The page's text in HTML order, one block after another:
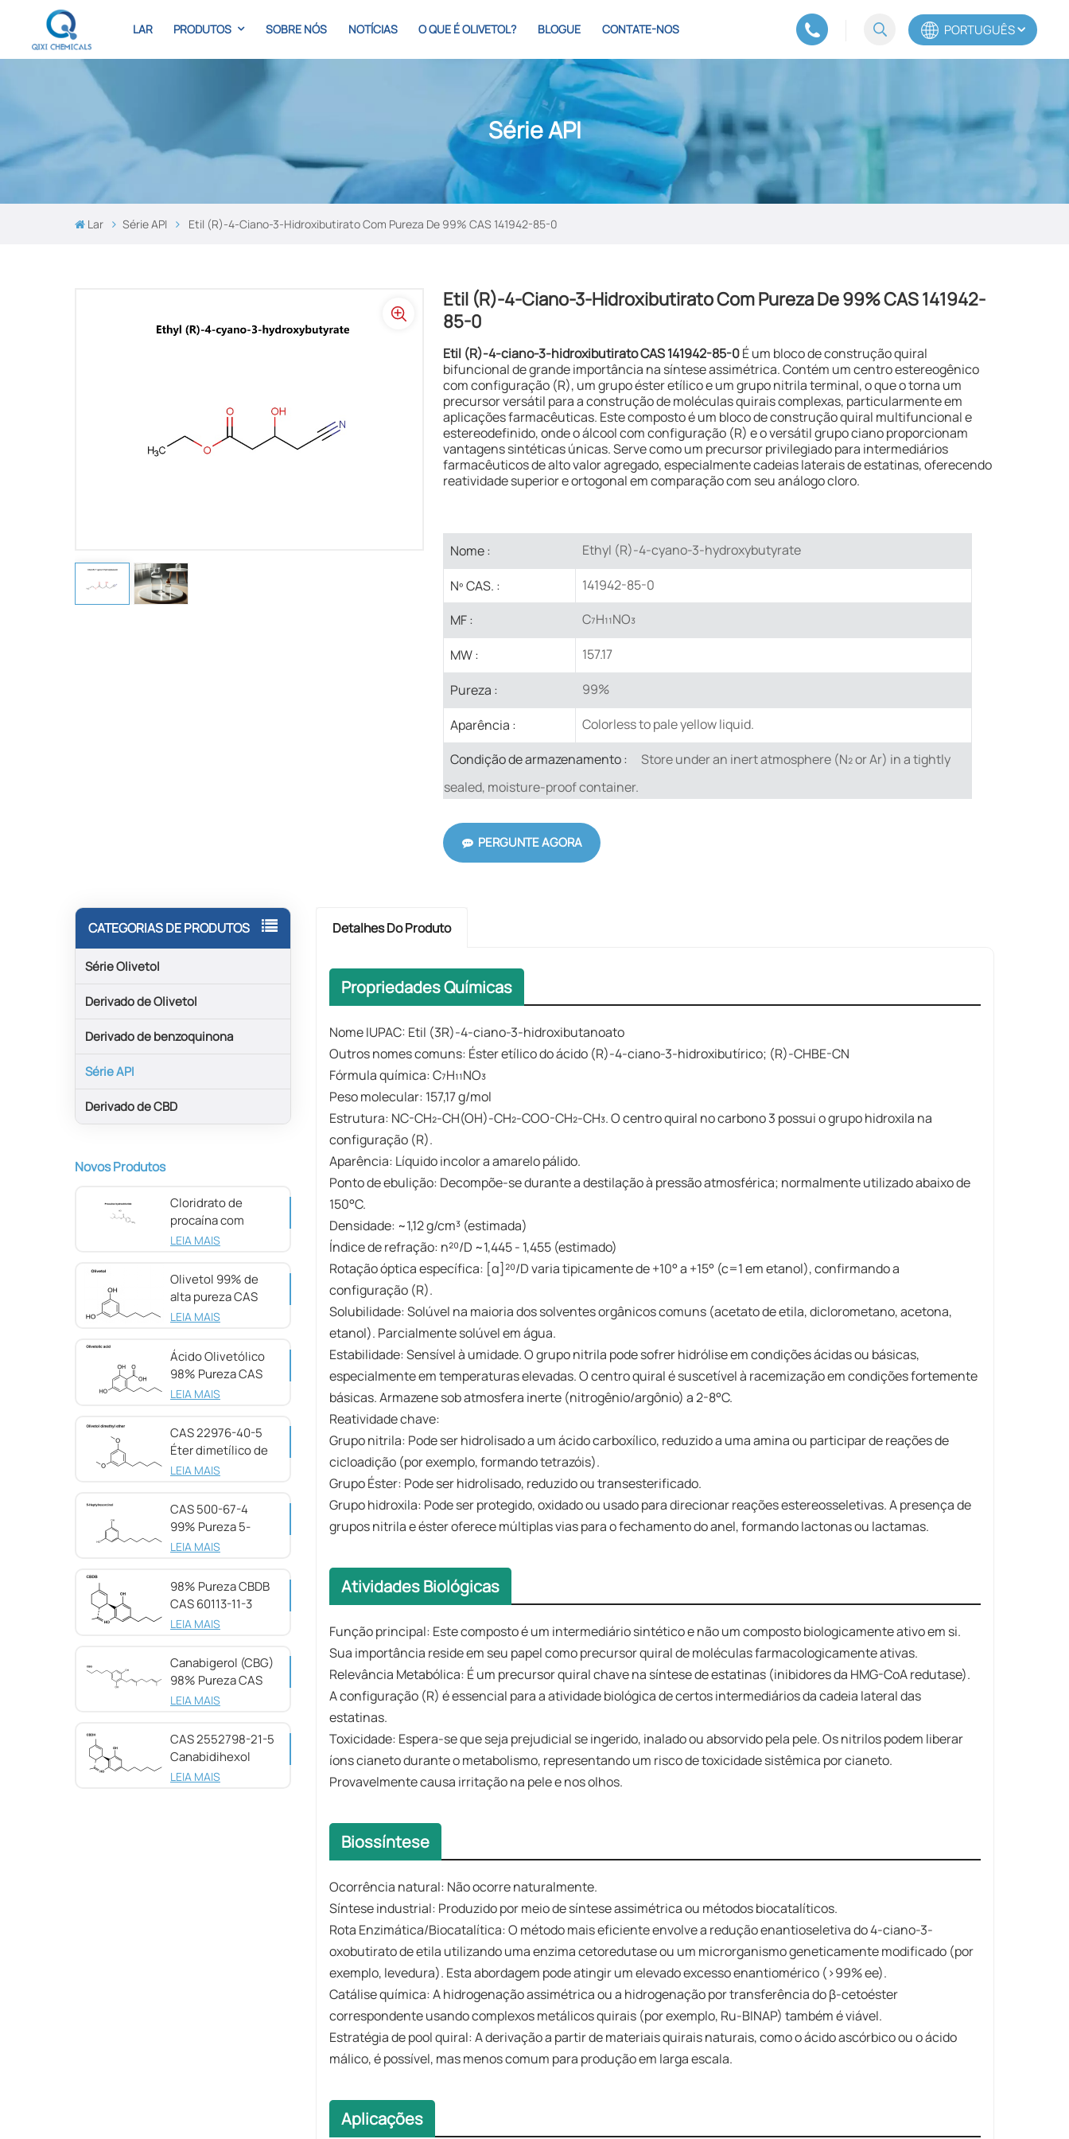
LAR PRODUTOS SOBRE NÓS NOTÍCIAS O QUE É OLIVETOL? BLOGUE CONTATE-NOS PORTUGUÊS
Español
Série API
Lar Série API Etil (R)-4-Ciano-3-Hidroxibutirato Com Pureza De 99% CAS 141942-85-0
Etil (R)-4-Ciano-3-Hidroxibutirato Com Pureza De 99% CAS 141942-
85-0
Etil (R)-4-ciano-3-hidroxibutirato​ CAS 141942-85-0É um bloco de construção quiral
bifuncional de grande importância na síntese assimétrica. Contém um centro estereogênico
com configuração (R), um grupo éster etílico e um grupo nitrila terminal, o que o torna um
precursor versátil para a construção de moléculas quirais complexas, particularmente em
aplicações farmacêuticas. Este composto é um bloco de construção quiral multifuncional e
estereodefinido, onde o álcool com configuração (R) e o versátil grupo ciano proporcionam
vantagens sintéticas únicas. Serve como um precursor privilegiado para intermediários
farmacêuticos de alto valor agregado, especialmente cadeias laterais de estatinas, oferecendo
reatividade superior e ortogonal em comparação com seu análogo cloro.
Nome : Ethyl (R)-4-cyano-3-hydroxybutyrate​
Nº CAS. : 141942-85-0
MF : C₇H₁₁NO₃
MW : 157.17
Pureza : 99%
Aparência : Colorless to pale yellow liquid.
Condição de armazenamento :
Store under an ​inert atmosphere (N₂ or Ar)​​ in a tightly
sealed, moisture-proof container.
PERGUNTE AGORA
CATEGORIAS DE PRODUTOS
Série Olivetol
Derivado de Olivetol
Derivado de benzoquinona
Série API
Derivado de CBD
Novos Produtos
Cloridrato de
procaína com
pureza de 98%
LEIA MAIS
Olivetol 99% de
alta pureza CAS
500-66-3
LEIA MAIS
Ácido Olivetólico
98% Pureza CAS
491-72-5
LEIA MAIS
CAS 22976-40-5
Éter dimetílico de
olivetol, 98%
LEIA MAIS
CAS 500-67-4
99% Pureza 5-
Heptilresorcinol
LEIA MAIS
98% Pureza CBDB
CAS 60113-11-3
LEIA MAIS
Canabigerol (CBG)
98% Pureza CAS
25654-31-3
LEIA MAIS
CAS 2552798-21-5
Canabidihexol
(CBDH), 98%
LEIA MAIS
Detalhes Do Produto
Propriedades Químicas
Nome IUPAC: Etil (3R)-4-ciano-3-hidroxibutanoato
Outros nomes comuns: Éster etílico do ácido (R)-4-ciano-3-hidroxibutírico; (R)-CHBE-CN
Fórmula química: C₇H₁₁NO₃
Peso molecular: 157,17 g/mol
Estrutura: NC-CH₂-CH(OH)-CH₂-COO-CH₂-CH₃. O centro quiral no carbono 3 possui o grupo hidroxila na
configuração (R).
Aparência: Líquido incolor a amarelo pálido.
Ponto de ebulição: Decompõe-se durante a destilação à pressão atmosférica; normalmente utilizado abaixo de
150°C.
Densidade: ~1,12 g/cm³ (estimada)
Índice de refração: n²⁰/D ~1,445 - 1,455 (estimado)
Rotação óptica específica: [α]²⁰/D varia tipicamente de +10° a +15° (c=1 em etanol), confirmando a
configuração (R).
Solubilidade: Solúvel na maioria dos solventes orgânicos comuns (acetato de etila, diclorometano, acetona,
etanol). Parcialmente solúvel em água.
Estabilidade: Sensível à umidade. O grupo nitrila pode sofrer hidrólise em condições ácidas ou básicas,
especialmente em temperaturas elevadas. O centro quiral é suscetível à racemização em condições fortemente
básicas. Armazene sob atmosfera inerte (nitrogênio/argônio) a 2-8°C.
Reatividade chave:
Grupo nitrila: Pode ser hidrolisado a um ácido carboxílico, reduzido a uma amina ou participar de reações de
cicloadição (por exemplo, formando tetrazóis).
Grupo Éster: Pode ser hidrolisado, reduzido ou transesterificado.
Grupo hidroxila: Pode ser protegido, oxidado ou usado para direcionar reações estereosseletivas. A presença de
grupos nitrila e éster oferece múltiplas vias para o fechamento do anel, formando lactonas ou lactamas.
Atividades Biológicas
Função principal: Este composto é um intermediário sintético e não um composto biologicamente ativo em si.
Sua importância reside em seu papel como precursor quiral de moléculas farmacologicamente ativas.
Relevância Metabólica: É um precursor quiral chave na síntese de estatinas (inibidores da HMG-CoA redutase).
A configuração (R) é essencial para a atividade biológica de certos intermediários da cadeia lateral das
estatinas.
Toxicidade: Espera-se que seja prejudicial se ingerido, inalado ou absorvido pela pele. Os nitrilos podem liberar
íons cianeto durante o metabolismo, representando um risco de toxicidade sistêmica por cianeto.
Provavelmente causa irritação na pele e nos olhos.
Biossíntese
Ocorrência natural: Não ocorre naturalmente.
Síntese industrial: Produzido por meio de síntese assimétrica ou métodos biocatalíticos.
Rota Enzimática/Biocatalítica: O método mais eficiente envolve a redução enantioseletiva do 4-ciano-3-
oxobutirato de etila utilizando uma enzima cetoredutase ou um microrganismo geneticamente modificado (por
exemplo, levedura). Esta abordagem pode atingir um elevado excesso enantiomérico (>99% ee).
Catálise química: A hidrogenação assimétrica ou a hidrogenação por transferência do β-cetoéster
correspondente usando complexos metálicos quirais (por exemplo, Ru-BINAP) também é viável.
Estratégia de pool quiral: A derivação a partir de materiais quirais naturais, como o ácido ascórbico ou o ácido
málico, é possível, mas menos comum para produção em larga escala.
Aplicações